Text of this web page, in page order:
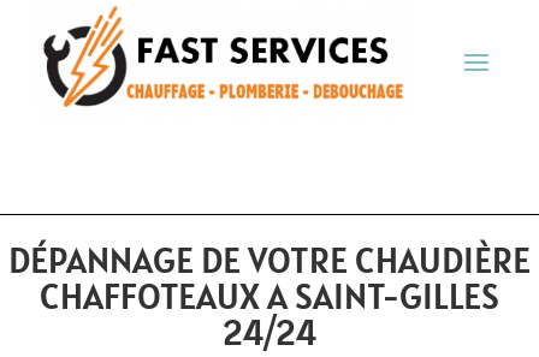
DÉPANNAGE DE VOTRE CHAUDIÈRE
CHAFFOTEAUX A SAINT-GILLES
24/24